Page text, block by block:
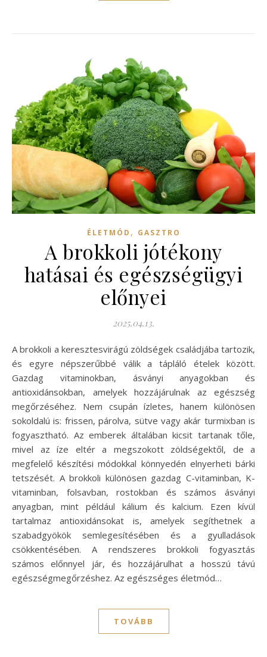
ÉLETMÓD , GASZTRO
A brokkoli jótékony
hatásai és egészségügyi
előnyei
2025.04.13.
A brokkoli a keresztesvirágú zöldségek családjába tartozik,
és egyre népszerűbbé válik a tápláló ételek között.
Gazdag vitaminokban, ásványi anyagokban és
antioxidánsokban, amelyek hozzájárulnak az egészség
megőrzéséhez. Nem csupán ízletes, hanem különösen
sokoldalú is: frissen, párolva, sütve vagy akár turmixban is
fogyasztható. Az emberek általában kicsit tartanak tőle,
mivel az íze eltér a megszokott zöldségektől, de a
megfelelő készítési módokkal könnyedén elnyerheti bárki
tetszését. A brokkoli különösen gazdag C-vitaminban, K-
vitaminban, folsavban, rostokban és számos ásványi
anyagban, mint például kálium és kalcium. Ezen kívül
tartalmaz antioxidánsokat is, amelyek segíthetnek a
szabadgyökök semlegesítésében és a gyulladások
csökkentésében. A rendszeres brokkoli fogyasztás
számos előnnyel jár, és hozzájárulhat a hosszú távú
egészségmegőrzéshez. Az egészséges életmód…
TOVÁBB